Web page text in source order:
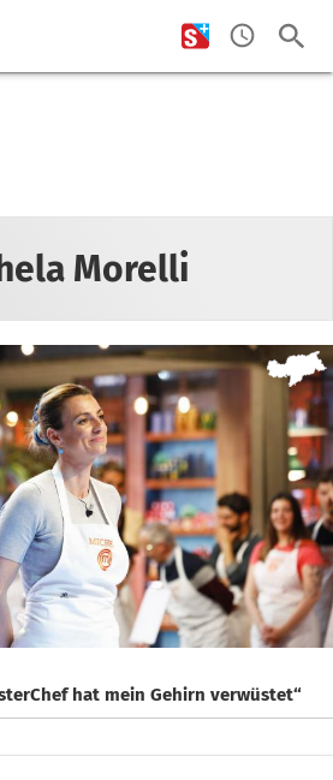
Morelli
Morelli: „MasterChef hat mein Gehirn verwüstet“